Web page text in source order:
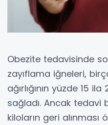
Obezite tedavisinde
zayıflama iğneleri,
ağırlığının yüzde 15
sağladı. Ancak tedavi
kiloların geri